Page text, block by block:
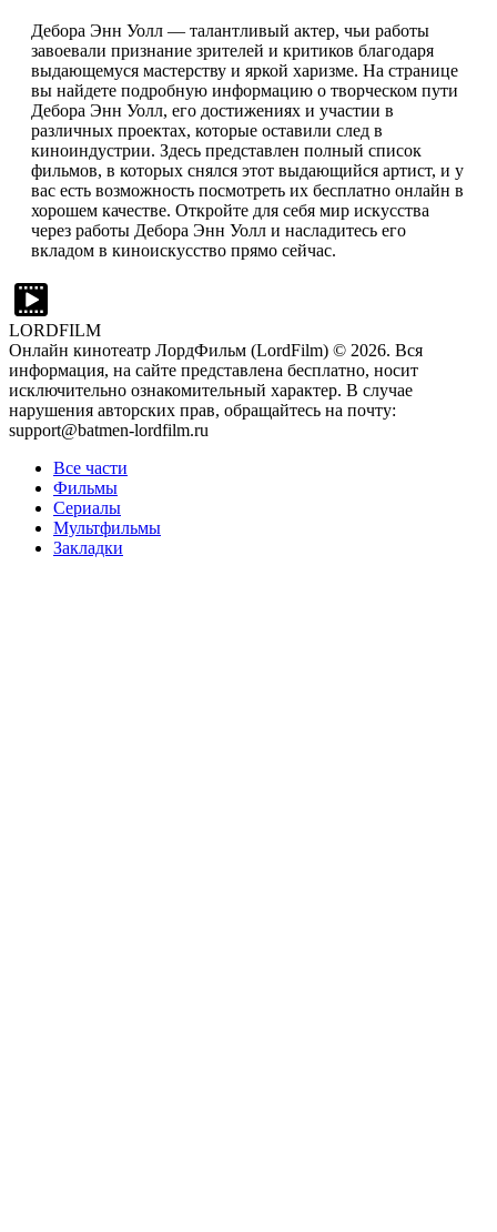
Дебора Энн Уолл — талантливый актер, чьи работы
завоевали признание зрителей и критиков благодаря
выдающемуся мастерству и яркой харизме. На странице
вы найдете подробную информацию о творческом пути
Дебора Энн Уолл, его достижениях и участии в
различных проектах, которые оставили след в
киноиндустрии. Здесь представлен полный список
фильмов, в которых снялся этот выдающийся артист, и у
вас есть возможность посмотреть их бесплатно онлайн в
хорошем качестве. Откройте для себя мир искусства
через работы Дебора Энн Уолл и насладитесь его
вкладом в киноискусство прямо сейчас.
LORDFILM
Онлайн кинотеатр ЛордФильм (LordFilm) © 2026. Вся
информация, на сайте представлена бесплатно, носит
исключительно ознакомительный характер. В случае
нарушения авторских прав, обращайтесь на почту:
support@batmen-lordfilm.ru
Все части
Фильмы
Сериалы
Мультфильмы
Закладки